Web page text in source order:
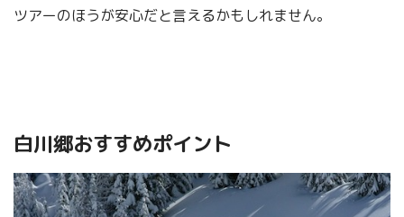
ツアーのほうが安心だと言えるかもしれません。
白川郷おすすめポイント